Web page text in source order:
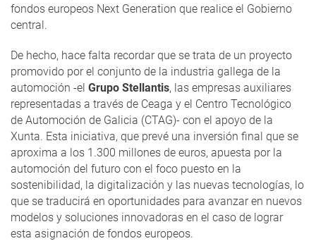
fondos europeos Next Generation que realice el Gobierno
central.
De hecho, hace falta recordar que se trata de un proyecto
promovido por el conjunto de la industria gallega de la
automoción -el Grupo Stellantis, las empresas auxiliares
representadas a través de Ceaga y el Centro Tecnológico
de Automoción de Galicia (CTAG)- con el apoyo de la
Xunta. Esta iniciativa, que prevé una inversión final que se
aproxima a los 1.300 millones de euros, apuesta por la
automoción del futuro con el foco puesto en la
sostenibilidad, la digitalización y las nuevas tecnologías, lo
que se traducirá en oportunidades para avanzar en nuevos
modelos y soluciones innovadoras en el caso de lograr
esta asignación de fondos europeos.